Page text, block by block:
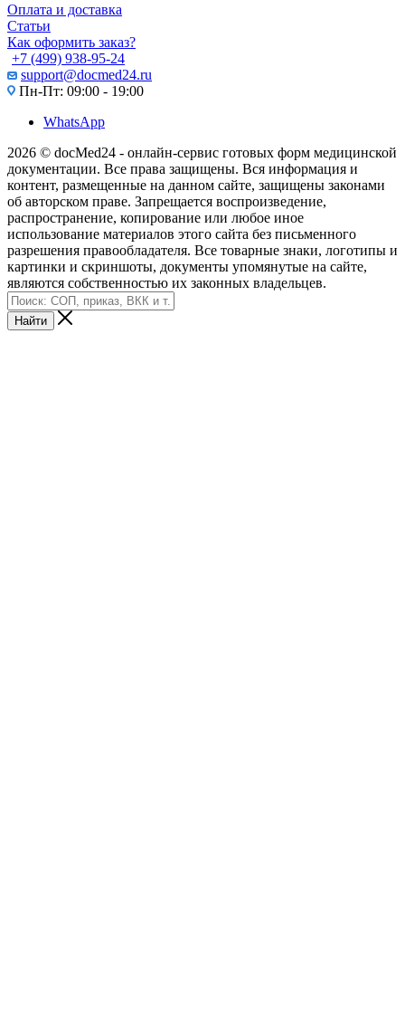
Оплата и доставка
Статьи
Как оформить заказ?
+7 (499) 938-95-24
support@docmed24.ru
Пн-Пт: 09:00 - 19:00
WhatsApp
2026 © docMed24 - онлайн-сервис готовых форм медицинской
документации. Все права защищены. Вся информация и
контент, размещенные на данном сайте, защищены законами
об авторском праве. Запрещается воспроизведение,
распространение, копирование или любое иное
использование материалов этого сайта без письменного
разрешения правообладателя. Все товарные знаки, логотипы и
картинки и скриншоты, документы упомянутые на сайте,
являются собственностью их законных владельцев.
Найти